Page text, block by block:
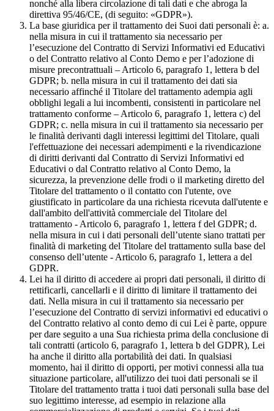
nonché alla libera circolazione di tali dati e che abroga la
direttiva 95/46/CE, (di seguito: «GDPR»).
La base giuridica per il trattamento dei Suoi dati personali è: a.
nella misura in cui il trattamento sia necessario per
l’esecuzione del Contratto di Servizi Informativi ed Educativi
o del Contratto relativo al Conto Demo e per l’adozione di
misure precontrattuali – Articolo 6, paragrafo 1, lettera b del
GDPR; b. nella misura in cui il trattamento dei dati sia
necessario affinché il Titolare del trattamento adempia agli
obblighi legali a lui incombenti, consistenti in particolare nel
trattamento conforme – Articolo 6, paragrafo 1, lettera c) del
GDPR; c. nella misura in cui il trattamento sia necessario per
le finalità derivanti dagli interessi legittimi del Titolare, quali
l'effettuazione dei necessari adempimenti e la rivendicazione
di diritti derivanti dal Contratto di Servizi Informativi ed
Educativi o dal Contratto relativo al Conto Demo, la
sicurezza, la prevenzione delle frodi o il marketing diretto del
Titolare del trattamento o il contatto con l'utente, ove
giustificato in particolare da una richiesta ricevuta dall'utente e
dall'ambito dell'attività commerciale del Titolare del
trattamento - Articolo 6, paragrafo 1, lettera f del GDPR; d.
nella misura in cui i dati personali dell’utente siano trattati per
finalità di marketing del Titolare del trattamento sulla base del
consenso dell’utente - Articolo 6, paragrafo 1, lettera a del
GDPR.
Lei ha il diritto di accedere ai propri dati personali, il diritto di
rettificarli, cancellarli e il diritto di limitare il trattamento dei
dati. Nella misura in cui il trattamento sia necessario per
l’esecuzione del Contratto di servizi informativi ed educativi o
del Contratto relativo al conto demo di cui Lei è parte, oppure
per dare seguito a una Sua richiesta prima della conclusione di
tali contratti (articolo 6, paragrafo 1, lettera b del GDPR), Lei
ha anche il diritto alla portabilità dei dati. In qualsiasi
momento, hai il diritto di opporti, per motivi connessi alla tua
situazione particolare, all'utilizzo dei tuoi dati personali se il
Titolare del trattamento tratta i tuoi dati personali sulla base del
suo legittimo interesse, ad esempio in relazione alla